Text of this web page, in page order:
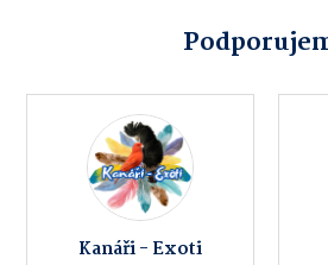
Kanáři - Exoti